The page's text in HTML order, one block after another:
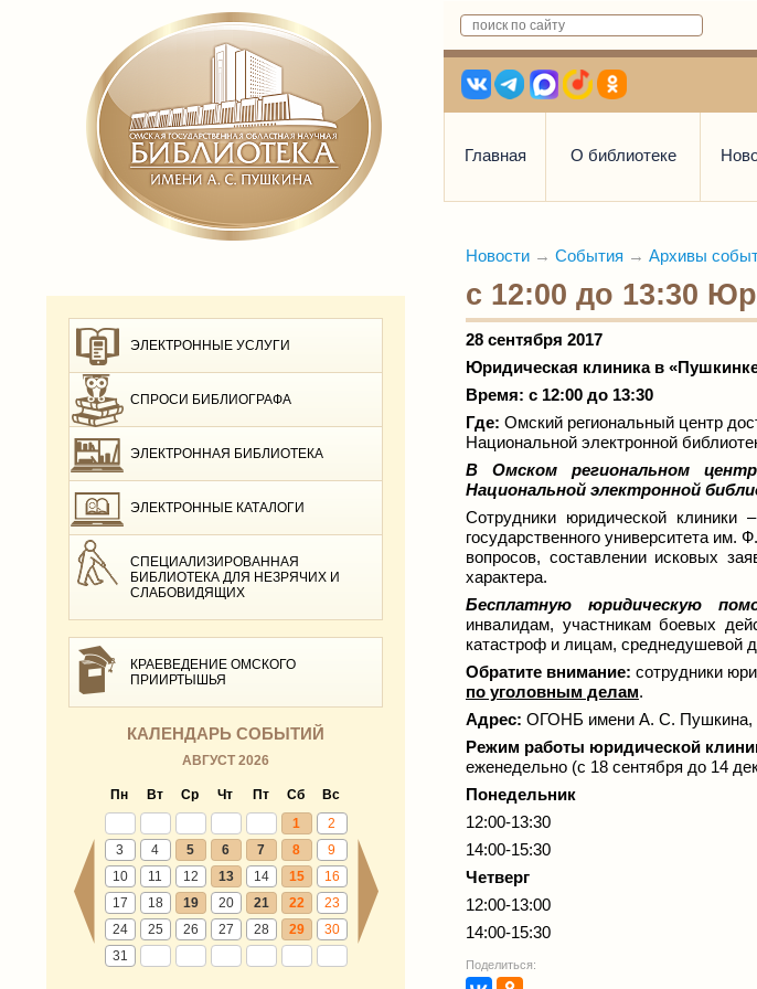
Главная О библиотеке
ЭЛЕКТРОННЫЕ УСЛУГИ
СПРОСИ БИБЛИОГРАФА
ЭЛЕКТРОННАЯ БИБЛИОТЕКА
ЭЛЕКТРОННЫЕ КАТАЛОГИ
СПЕЦИАЛИЗИРОВАННАЯ
БИБЛИОТЕКА ДЛЯ НЕЗРЯЧИХ И
СЛАБОВИДЯЩИХ
КРАЕВЕДЕНИЕ ОМСКОГО
ПРИИРТЫШЬЯ
КАЛЕНДАРЬ СОБЫТИЙ
АВГУСТ 2026
Пн Вт Ср Чт Пт Сб
Вс
1
2
3
4 5 6 7 8
9
10
11 12 13 14 15
16
17
18 19 20 21 22
23
24
25 26 27 28 29
30
31
Новости → События → Архивы
с 12:00 до 13:30
28 сентября 2017
Юридическая клиника в
Время: с 12:00 до 13:30
Где: Омский региональный центр
Национальной электронной
В Омском региональном
Национальной электронной
Сотрудники юридической клиники
государственного университета им.
вопросов, составлении исковых
характера.
Бесплатную юридическую
инвалидам, участникам боевых
катастроф и лицам, среднедушевой
Обратите внимание: сотрудники
по уголовным делам.
Адрес: ОГОНБ имени А. С. Пушкина,
Режим работы юридической
еженедельно (с 18 сентября до 14
Понедельник
12:00-13:30
14:00-15:30
Четверг
12:00-13:00
14:00-15:30
Поделиться: